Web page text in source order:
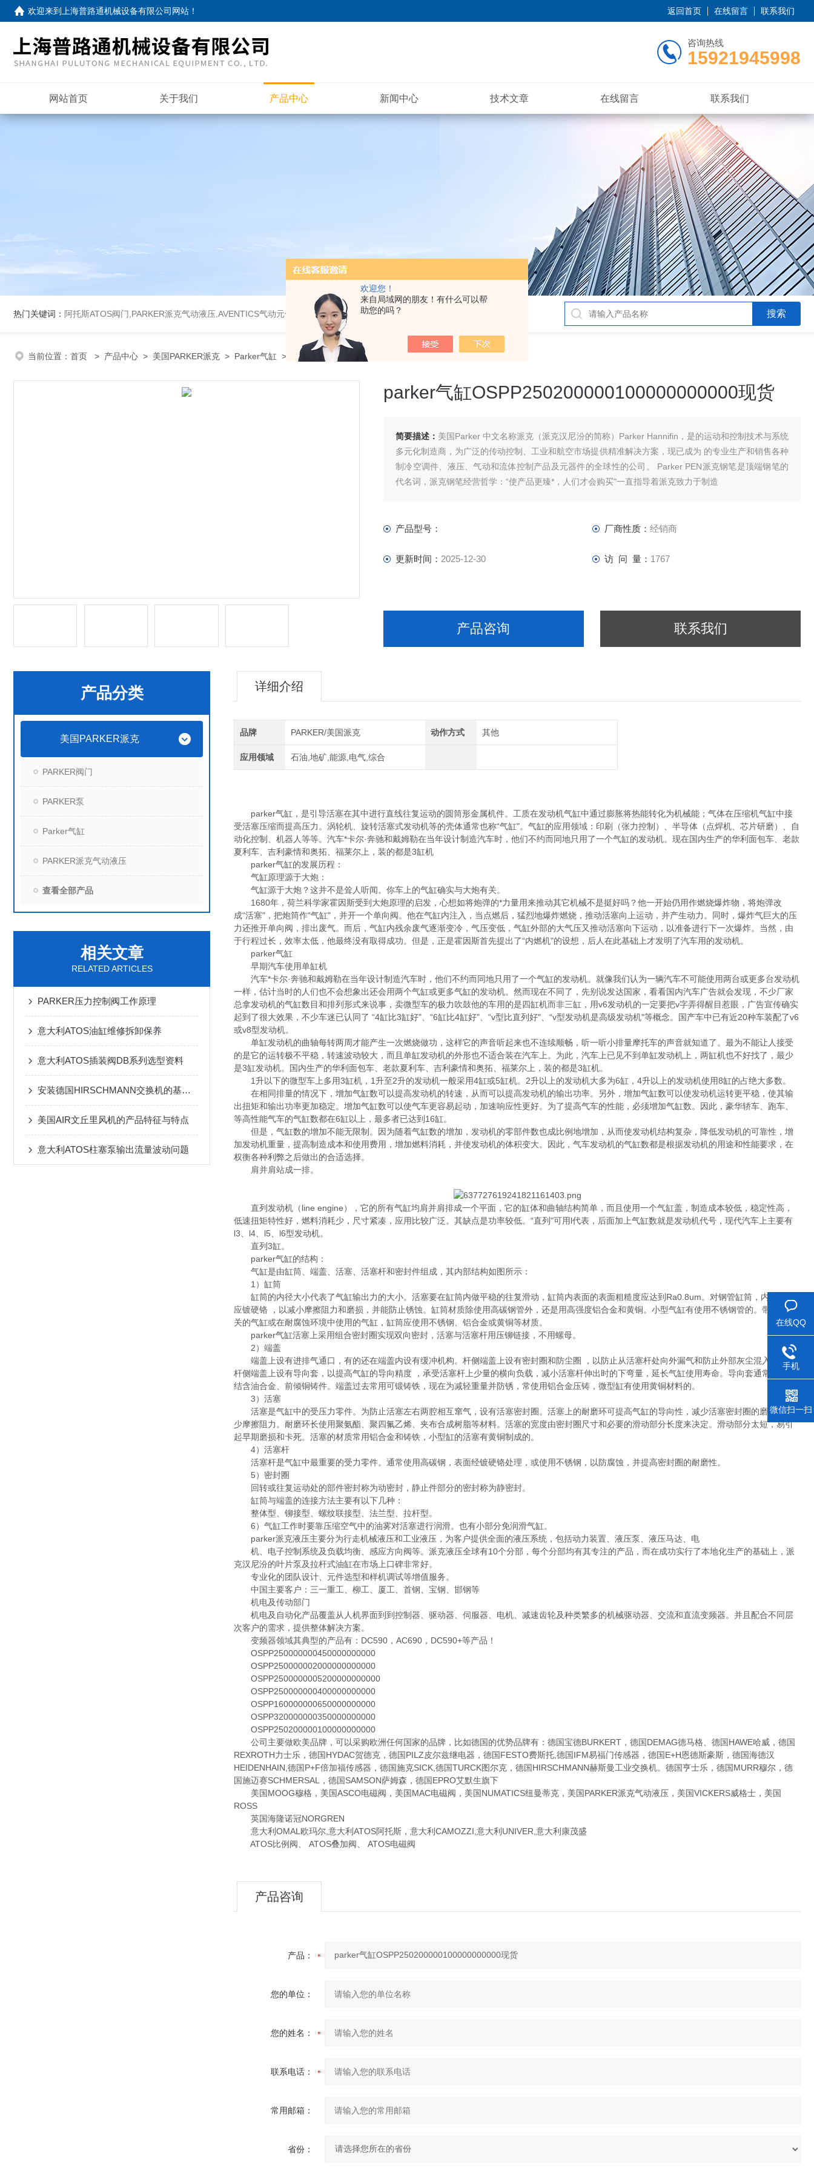
欢迎您！
来自局域网的朋友！有什么可以帮
助您的吗？
欢迎来到 上海普路通机械设备有限公司网站 ！ 返回首页 在线留言 联系我们
咨询热线
15921945998
网站首页 关于我们 产品中心 新闻中心 技术文章 在线留言 联系我们
热门关键词： 阿托斯ATOS阀门,PARKER派克气动液压,AVENTICS气动元件
当前位置： 首页 > 产品中心 > 美国PARKER派克 > Parker气缸 > parker气缸OSPP250200000100000000000现货
parker气缸OSPP250200000100000000000现货
简要描述： 美国Parker 中文名称派克（派克汉尼汾的简称）Parker Hannifin，是的运动和控制技术与系统
多元化制造商，为广泛的传动控制、工业和航空市场提供精准解决方案，现已成为 的专业生产和销售各种
制冷空调件、液压、气动和流体控制产品及元器件的全球性的公司。 Parker PEN派克钢笔是顶端钢笔的
代名词，派克钢笔经营哲学：“使产品更臻*，人们才会购买"一直指导着派克致力于制造
产品型号： 厂商性质： 经销商
更新时间： 2025-12-30 访 问 量： 1767
产品咨询 联系我们
产品分类
美国PARKER派克
PARKER阀门
PARKER泵
Parker气缸
PARKER派克气动液压
查看全部产品
相关文章
RELATED ARTICLES
PARKER压力控制阀工作原理
意大利ATOS油缸维修拆卸保养
意大利ATOS插装阀DB系列选型资料
安装德国HIRSCHMANN交换机的基本步骤
美国AIR文丘里风机的产品特征与特点
意大利ATOS柱塞泵输出流量波动问题
详细介绍
品牌 PARKER/美国派克 动作方式 其他
应用领域 石油,地矿,能源,电气,综合
parker气缸，是引导活塞在其中进行直线往复运动的圆筒形金属机件。工质在发动机气缸中通过膨胀将热能转化为机械能；气体在压缩机气缸中接
受活塞压缩而提高压力。涡轮机、旋转活塞式发动机等的壳体通常也称“气缸"。气缸的应用领域：印刷（张力控制）、半导体（点焊机、芯片研磨）、自
动化控制、机器人等等。汽车*卡尔·奔驰和戴姆勒在当年设计制造汽车时，他们不约而同地只用了一个气缸的发动机。现在国内生产的华利面包车、老款
夏利车、吉利豪情和奥拓、福莱尔上，装的都是3缸机
parker气缸的发展历程：
气缸原理源于大炮：
气缸源于大炮？这并不是耸人听闻。你车上的气缸确实与大炮有关。
1680年，荷兰科学家霍因斯受到大炮原理的启发，心想如将炮弹的*力量用来推动其它机械不是挺好吗？他一开始仍用作燃烧爆炸物，将炮弹改
成“活塞"，把炮筒作“气缸"，并开一个单向阀。他在气缸内注入，当点燃后，猛烈地爆炸燃烧，推动活塞向上运动，并产生动力。同时，爆炸气巨大的压
力还推开单向阀，排出废气。而后，气缸内残余废气逐渐变冷，气压变低，气缸外部的大气压又推动活塞向下运动，以准备进行下一次爆炸。当然，由
于行程过长，效率太低，他最终没有取得成功。但是，正是霍因斯首先提出了“内燃机"的设想，后人在此基础上才发明了汽车用的发动机。
parker气缸
早期汽车使用单缸机
汽车*卡尔·奔驰和戴姆勒在当年设计制造汽车时，他们不约而同地只用了一个气缸的发动机。就像我们认为一辆汽车不可能使用两台或更多台发动机
一样，估计当时的人们也不会想象出还会用两个气缸或更多气缸的发动机。然而现在不同了，先别说发达国家，看看国内汽车广告就会发现，不少厂家
总拿发动机的气缸数目和排列形式来说事，卖微型车的极力吹鼓他的车用的是四缸机而非三缸，用v6发动机的一定要把v字弄得醒目惹眼，广告宣传确实
起到了很大效果，不少车迷已认同了 “4缸比3缸好"、“6缸比4缸好"、“v型比直列好"、“v型发动机是高级发动机"等概念。国产车中已有近20种车装配了v6
或v8型发动机。
单缸发动机的曲轴每转两周才能产生一次燃烧做功，这样它的声音听起来也不连续顺畅，听一听小排量摩托车的声音就知道了。最为不能让人接受
的是它的运转极不平稳，转速波动较大，而且单缸发动机的外形也不适合装在汽车上。为此，汽车上已见不到单缸发动机上，两缸机也不好找了，最少
是3缸发动机。国内生产的华利面包车、老款夏利车、吉利豪情和奥拓、福莱尔上，装的都是3缸机。
1升以下的微型车上多用3缸机，1升至2升的发动机一般采用4缸或5缸机。2升以上的发动机大多为6缸，4升以上的发动机使用8缸的占绝大多数。
在相同排量的情况下，增加气缸数可以提高发动机的转速，从而可以提高发动机的输出功率。另外，增加气缸数可以使发动机运转更平稳，使其输
出扭矩和输出功率更加稳定。增加气缸数可以使气车更容易起动，加速响应性更好。为了提高气车的性能，必须增加气缸数。因此，豪华轿车、跑车、
等高性能气车的气缸数都在6缸以上，最多者已达到16缸。
但是，气缸数的增加不能无限制。因为随着气缸数的增加，发动机的零部件数也成比例地增加，从而使发动机结构复杂，降低发动机的可靠性，增
加发动机重量，提高制造成本和使用费用，增加燃料消耗，并使发动机的体积变大。因此，气车发动机的气缸数都是根据发动机的用途和性能要求，在
权衡各种利弊之后做出的合适选择。
肩并肩站成一排。
直列发动机（line engine），它的所有气缸均肩并肩排成一个平面，它的缸体和曲轴结构简单，而且使用一个气缸盖，制造成本较低，稳定性高，
低速扭矩特性好，燃料消耗少，尺寸紧凑，应用比较广泛。其缺点是功率较低。“直列"可用l代表，后面加上气缸数就是发动机代号，现代汽车上主要有
l3、l4、l5、l6型发动机。
直列3缸。
parker气缸的结构：
气缸是由缸筒、端盖、活塞、活塞杆和密封件组成，其内部结构如图所示：
1）缸筒
缸筒的内径大小代表了气缸输出力的大小。活塞要在缸筒内做平稳的往复滑动，缸筒内表面的表面粗糙度应达到Ra0.8um。对钢管缸筒，内表面还
应镀硬铬 ，以减小摩擦阻力和磨损，并能防止锈蚀。缸筒材质除使用高碳钢管外，还是用高强度铝合金和黄铜。小型气缸有使用不锈钢管的。带磁性开
关的气缸或在耐腐蚀环境中使用的气缸，缸筒应使用不锈钢、铝合金或黄铜等材质。
parker气缸活塞上采用组合密封圈实现双向密封，活塞与活塞杆用压铆链接，不用螺母。
2）端盖
端盖上设有进排气通口，有的还在端盖内设有缓冲机构。杆侧端盖上设有密封圈和防尘圈 ，以防止从活塞杆处向外漏气和防止外部灰尘混入缸内。
杆侧端盖上设有导向套，以提高气缸的导向精度 ，承受活塞杆上少量的横向负载，减小活塞杆伸出时的下弯量，延长气缸使用寿命。导向套通常使用烧
结含油合金、前倾铜铸件。端盖过去常用可锻铸铁，现在为减轻重量并防锈，常使用铝合金压铸，微型缸有使用黄铜材料的。
3）活塞
活塞是气缸中的受压力零件。为防止活塞左右两腔相互窜气，设有活塞密封圈。活塞上的耐磨环可提高气缸的导向性，减少活塞密封圈的磨耗，减
少摩擦阻力。耐磨环长使用聚氨酯、聚四氟乙烯、夹布合成树脂等材料。活塞的宽度由密封圈尺寸和必要的滑动部分长度来决定。滑动部分太短，易引
起早期磨损和卡死。活塞的材质常用铝合金和铸铁，小型缸的活塞有黄铜制成的。
4）活塞杆
活塞杆是气缸中最重要的受力零件。通常使用高碳钢，表面经镀硬铬处理，或使用不锈钢，以防腐蚀，并提高密封圈的耐磨性。
5）密封圈
回转或往复运动处的部件密封称为动密封，静止件部分的密封称为静密封。
缸筒与端盖的连接方法主要有以下几种：
整体型、铆接型、螺纹联接型、法兰型、拉杆型。
6）气缸工作时要靠压缩空气中的油雾对活塞进行润滑。也有小部分免润滑气缸。
parker派克液压主要分为行走机械液压和工业液压，为客户提供全面的液压系统，包括动力装置、液压泵、液压马达、电
机、电子控制系统及负载均衡、感应方向阀等。派克液压全球有10个分部，每个分部均有其专注的产品，而在成功实行了本地化生产的基础上，派
克汉尼汾的叶片泵及拉杆式油缸在市场上口碑非常好。
专业化的团队设计、元件选型和样机调试等增值服务。
中国主要客户：三一重工、柳工、厦工、首钢、宝钢、邯钢等
机电及传动部门
机电及自动化产品覆盖从人机界面到到控制器、驱动器、伺服器、电机、减速齿轮及种类繁多的机械驱动器、交流和直流变频器。并且配合不同层
次客户的需求，提供整体解决方案。
变频器领域其典型的产品有：DC590，AC690，DC590+等产品！
OSPP250000000450000000000
OSPP250000002000000000000
OSPP2500000005200000000000
OSPP250000000400000000000
OSPP160000000650000000000
OSPP320000000350000000000
OSPP250200000100000000000
公司主要做欧美品牌，可以采购欧洲任何国家的品牌，比如德国的优势品牌有：德国宝德BURKERT，德国DEMAG德马格、德国HAWE哈威，德国
REXROTH力士乐，德国HYDAC贺德克，德国PILZ皮尔兹继电器，德国FESTO费斯托,德国IFM易福门传感器，德国E+H恩德斯豪斯，德国海德汉
HEIDENHAIN,德国P+F倍加福传感器，德国施克SICK,德国TURCK图尔克，德国HIRSCHMANN赫斯曼工业交换机。德国亨士乐，德国MURR穆尔，德
国施迈赛SCHMERSAL，德国SAMSON萨姆森，德国EPRO艾默生旗下
美国MOOG穆格，美国ASCO电磁阀，美国MAC电磁阀，美国NUMATICS纽曼蒂克，美国PARKER派克气动液压，美国VICKERS威格士，美国
ROSS
英国海隆诺冠NORGREN
意大利OMAL欧玛尔,意大利ATOS阿托斯，意大利CAMOZZI,意大利UNIVER,意大利康茂盛
ATOS比例阀、 ATOS叠加阀、 ATOS电磁阀
产品咨询
产品：
您的单位：
您的姓名：
联系电话：
常用邮箱：
省份：
在线QQ
手机
微信扫一扫